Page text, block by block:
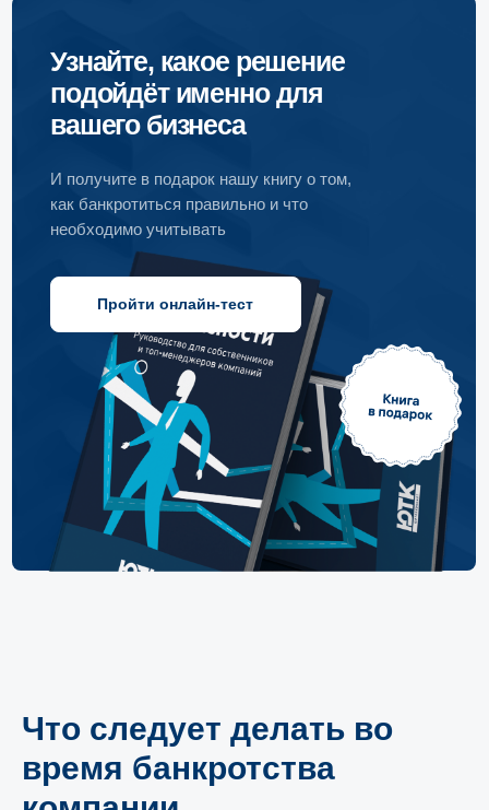
Что следует делать во
время банкротства